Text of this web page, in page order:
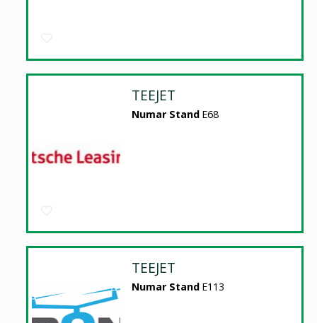
TEEJET
Numar Stand E68
TEEJET
Numar Stand E113